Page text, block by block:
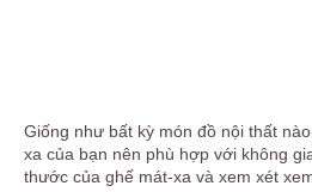
Giống như bất kỳ món đồ nội thất
xa của bạn nên phù hợp với không
thước của ghế mát-xa và xem xét